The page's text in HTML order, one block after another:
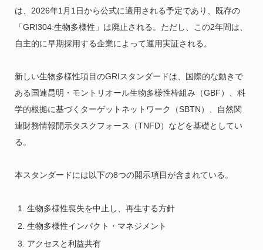
は、2026年1月1日から公式に適用される予定であり、既存の
「GRI304:生物多様性」は廃止される。ただし、この2年間は、
自主的に早期採用する企業によって運用実証される。
新しい生物多様性項目のGRIスタンダードは、国際的な動きで
ある国連昆明・モントリオール生物多様性枠組み（GBF）、科
学的根拠に基づくターゲットネットワーク（SBTN）、自然関
連財務情報開示タスクフォース（TNFD）などを基礎としてい
る。
本スタンダードには以下の8つの開示項目が含まれている。
生物多様性喪失を中止し、再生する方針
生物多様性インパクト・マネジメント
アクセスと利益共有